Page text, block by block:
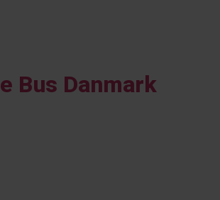
Bus Danmark